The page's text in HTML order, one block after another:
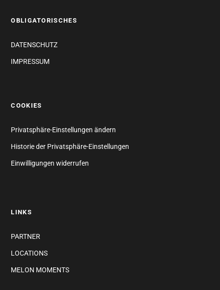
OBLIGATORISCHES
DATENSCHUTZ
IMPRESSUM
COOKIES
Privatsphäre-Einstellungen ändern
Historie der Privatsphäre-Einstellungen
Einwilligungen widerrufen
LINKS
PARTNER
LOCATIONS
MELON MOMENTS